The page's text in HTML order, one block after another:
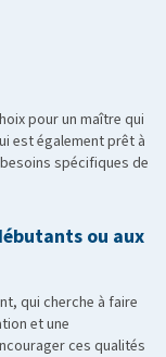
pour un maître qui
est également prêt à
spécifiques de
ou aux
qui cherche à faire
et une
ces qualités